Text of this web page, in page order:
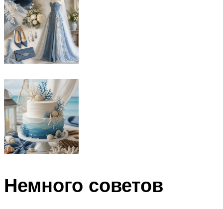
Немного советов